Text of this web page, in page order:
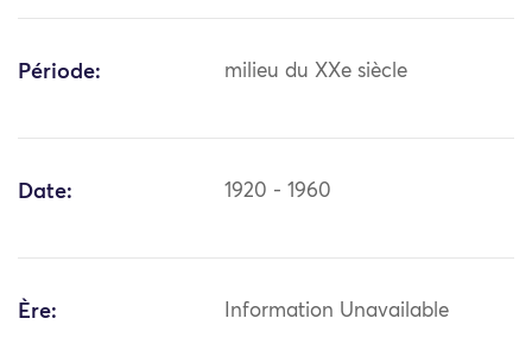
Période: milieu du XXe siècle
Date: 1920 - 1960
Ère: Information Unavailable